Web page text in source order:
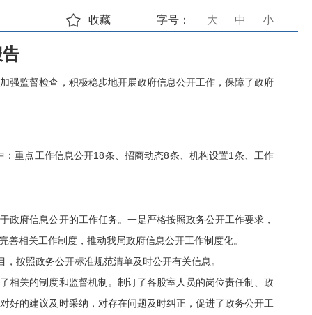
字号： 大 中 小
收藏
强监督检查，积极稳步地开展政府信息公开工作，保障了政府
：重点工作信息公开18条、招商动态8条、机构设置1 条、 工作
府信息公开的工作任务。一是严格按照政务公开工作要求，
相关工作制度，推动我局政府信息公开工作制度化。
按照政务公开标准规范清单及时公开有关信息。
相关的制度和监督机制。制订了各股室人员的岗位责任制、政
好的建议及时采纳，对存在问题及时纠正，促进了政务公开工